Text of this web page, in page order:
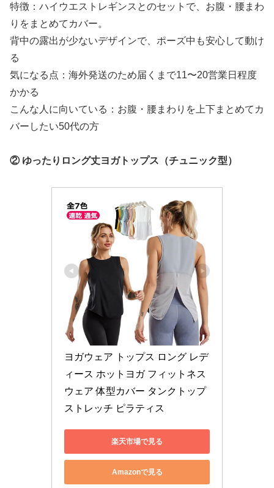
特徴：ハイウエストレギンスとのセットで、お腹・腰まわ
りをまとめてカバー。
背中の露出が少ないデザインで、ポーズ中も安心して動け
る
気になる点：海外発送のため届くまで11〜20営業日程度
かかる
こんな人に向いている：お腹・腰まわりを上下まとめてカ
バーしたい50代の方
② ゆったりロング丈ヨガトップス（チュニック型）
ヨガウェア トップス ロング レデ
ィース ホットヨガ フィットネス
ウェア 体型カバー タンクトップ
ストレッチ ピラティス
楽天市場で見る
Amazonで見る